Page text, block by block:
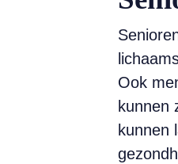
Ook
kunnen
kunnen